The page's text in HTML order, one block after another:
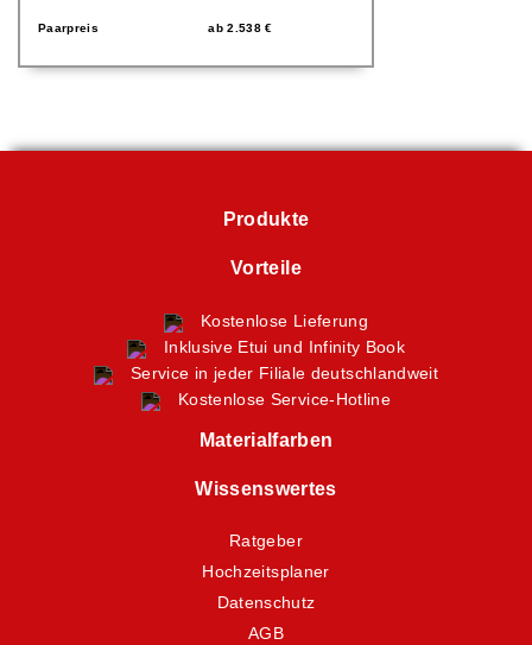
Paarpreis ab2.538€
Produkte
Vorteile
Kostenlose Lieferung
Inklusive Etui und Infinity Book
Service in jeder Filiale deutschlandweit
Kostenlose Service-Hotline
Materialfarben
Wissenswertes
Ratgeber
Hochzeitsplaner
Datenschutz
AGB